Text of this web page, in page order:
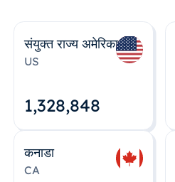
संयुक्त राज्य अमेरिका
US
1,328,848
कनाडा
CA